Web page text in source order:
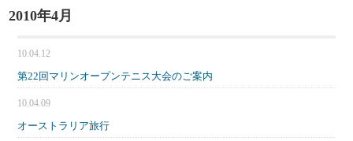
2010年4月
10.04.12
第22回マリンオープンテニス大会のご案内
10.04.09
オーストラリア旅行